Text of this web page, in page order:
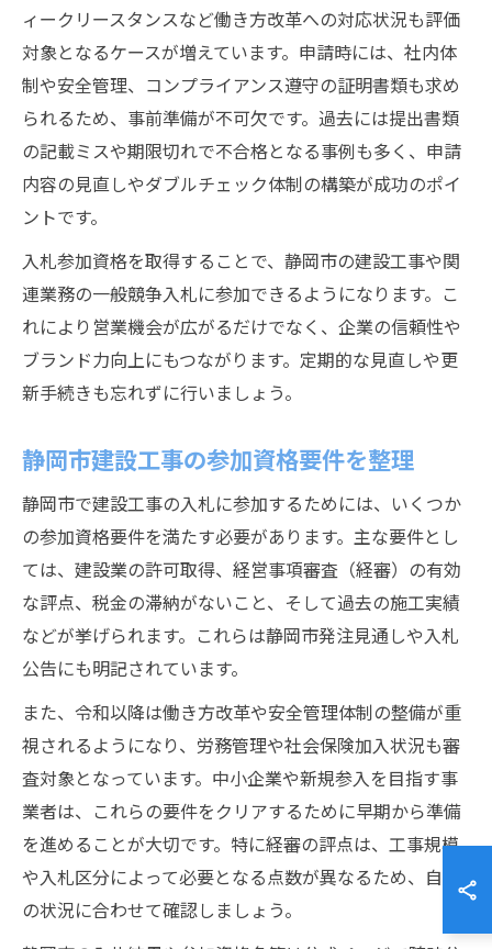
ィークリースタンスなど働き方改革への対応状況も評価
対象となるケースが増えています。申請時には、社内体
制や安全管理、コンプライアンス遵守の証明書類も求め
られるため、事前準備が不可欠です。過去には提出書類
の記載ミスや期限切れで不合格となる事例も多く、申請
内容の見直しやダブルチェック体制の構築が成功のポイ
ントです。
入札参加資格を取得することで、静岡市の建設工事や関
連業務の一般競争入札に参加できるようになります。こ
れにより営業機会が広がるだけでなく、企業の信頼性や
ブランド力向上にもつながります。定期的な見直しや更
新手続きも忘れずに行いましょう。
静岡市建設工事の参加資格要件を整理
静岡市で建設工事の入札に参加するためには、いくつか
の参加資格要件を満たす必要があります。主な要件とし
ては、建設業の許可取得、経営事項審査（経審）の有効
な評点、税金の滞納がないこと、そして過去の施工実績
などが挙げられます。これらは静岡市発注見通しや入札
公告にも明記されています。
また、令和以降は働き方改革や安全管理体制の整備が重
視されるようになり、労務管理や社会保険加入状況も審
査対象となっています。中小企業や新規参入を目指す事
業者は、これらの要件をクリアするために早期から準備
を進めることが大切です。特に経審の評点は、工事規模
や入札区分によって必要となる点数が異なるため、自社
の状況に合わせて確認しましょう。